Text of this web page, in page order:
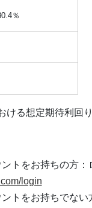
％
ける想定期待利回
トをお持ちの⽅：
login
トをお持ちでな